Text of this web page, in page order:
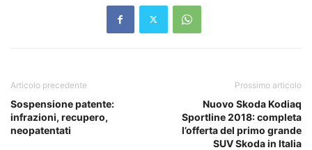
Articolo precedente
Sospensione patente:
infrazioni, recupero,
neopatentati
Prossimo articolo
Nuovo Skoda Kodiaq
Sportline 2018: completa
l’offerta del primo grande
SUV Skoda in Italia